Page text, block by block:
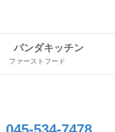
パンダキッチン
ファーストフード